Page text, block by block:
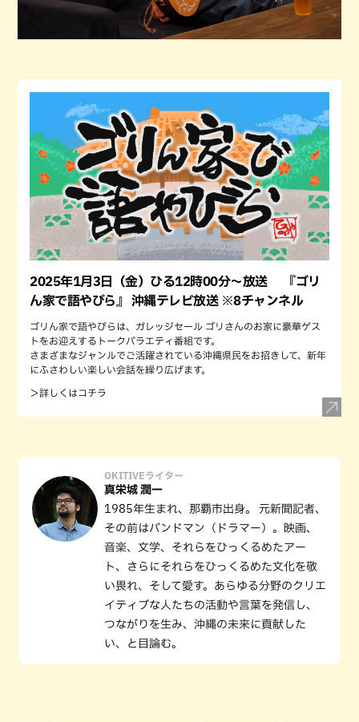
2025年1月3日（金）ひる12時00分〜放送 『ゴリ
ん家で語やびら』 沖縄テレビ放送 ※8チャンネル
ゴリん家で語やびらは、ガレッジセール ゴリさんのお家に豪華ゲス
トをお迎えするトークバラエティ番組です。
さまざまなジャンルでご活躍されている沖縄県民をお招きして、新年
にふさわしい楽しい会話を繰り広げます。
＞詳しくはコチラ
OKITIVEライター
真栄城 潤一
1985年生まれ、那覇市出身。 元新聞記者、
その前はバンドマン（ドラマー）。映画、
音楽、文学、それらをひっくるめたアー
ト、さらにそれらをひっくるめた文化を敬
い畏れ、そして愛す。あらゆる分野のクリエ
イティブな人たちの活動や言葉を発信し、
つながりを生み、沖縄の未来に貢献した
い、と目論む。